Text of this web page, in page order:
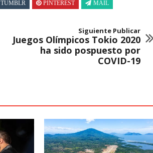
TUMBLR PINTEREST MAIL
Siguiente Publicar
Juegos Olímpicos Tokio 2020
ha sido pospuesto por
COVID-19